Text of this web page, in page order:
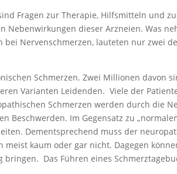
Fragen zur Therapie, Hilfsmitteln und
Nebenwirkungen dieser Arzneien. Was
Nervenschmerzen, lauteten nur zwei
Schmerzen. Zwei Millionen davon
Varianten Leidenden. Viele der
Schmerzen werden durch die
Beschwerden. Im Gegensatz zu
Dementsprechend muss der
kaum oder gar nicht. Dagegen
Das Führen eines